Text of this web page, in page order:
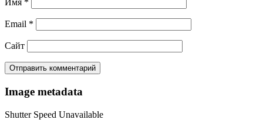
Имя *
Email *
Сайт
Image metadata
Shutter Speed Unavailable